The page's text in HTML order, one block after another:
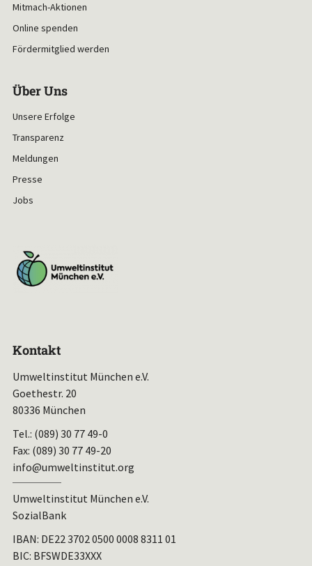
Mitmach-Aktionen
Online spenden
Fördermitglied werden
Über Uns
Unsere Erfolge
Transparenz
Meldungen
Presse
Jobs
Kontakt
Umweltinstitut München e.V.
Goethestr. 20
80336 München
Tel.: (089) 30 77 49-0
Fax: (089) 30 77 49-20
info@umweltinstitut.org
Umweltinstitut München e.V.
SozialBank
IBAN: DE22 3702 0500 0008 8311 01
BIC: BFSWDE33XXX